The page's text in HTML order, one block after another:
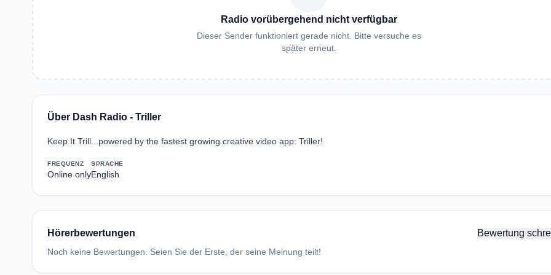
Radio vorübergehend nicht verfügbar
Dieser Sender funktioniert gerade nicht. Bitte versuche es
später erneut.
Über Dash Radio - Triller
Keep It Trill...powered by the fastest growing creative video app: Triller!
FREQUENZ
Online only
SPRACHE
English
Hörerbewertungen Bewertung
Noch keine Bewertungen. Seien Sie der Erste, der seine Meinung teilt!